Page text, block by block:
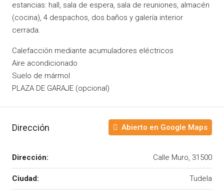
estancias: hall, sala de espera, sala de reuniones, almacén
(cocina), 4 despachos, dos baños y galería interior
cerrada.
Calefacción mediante acumuladores eléctricos
Aire acondicionado
Suelo de mármol
PLAZA DE GARAJE (opcional)
Dirección Abierto en Google Maps
Dirección: Calle Muro, 31500
Ciudad: Tudela